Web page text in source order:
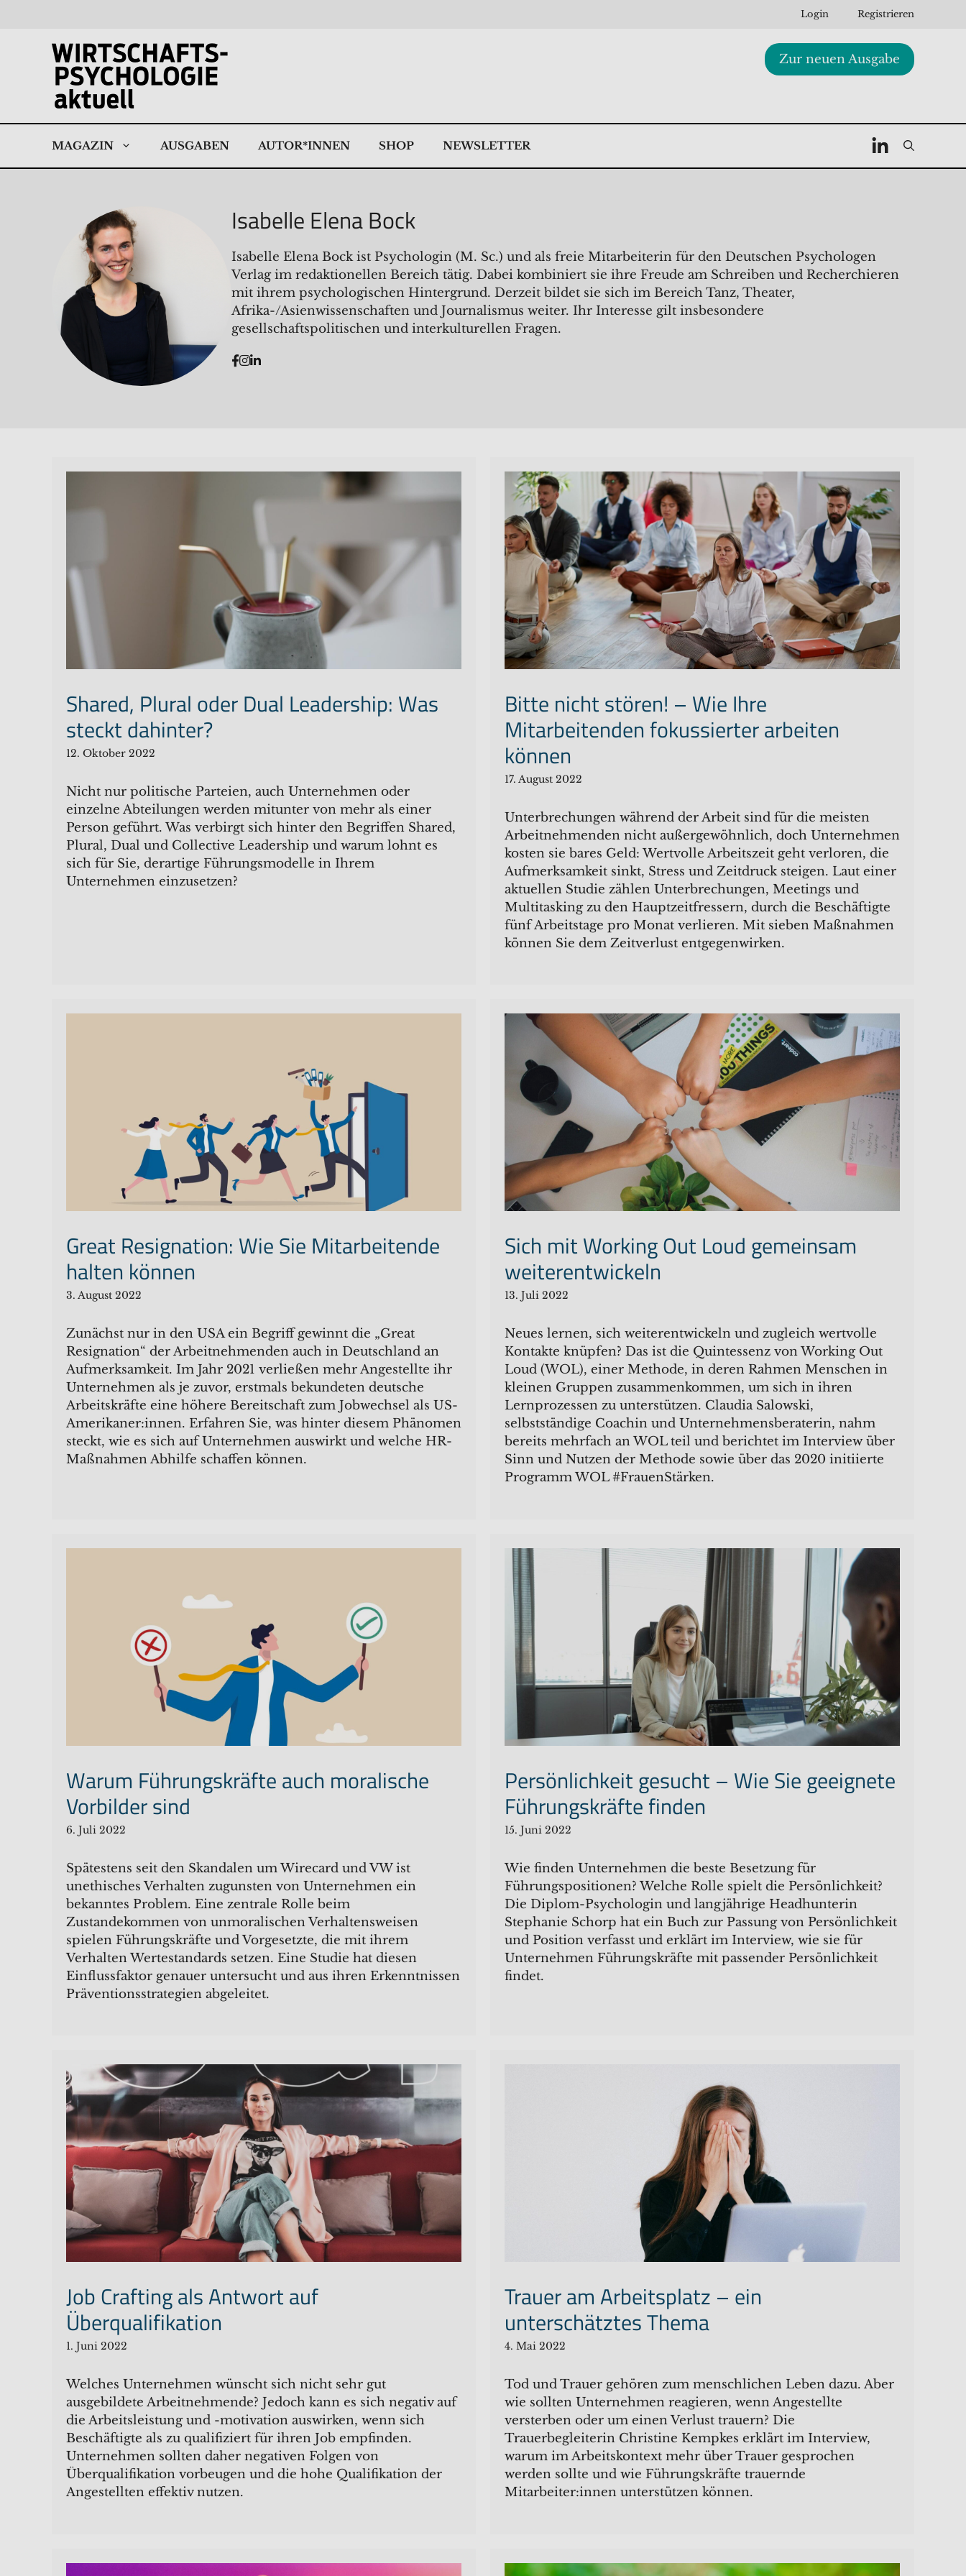
springen
Login Registrieren
Zur neuen Ausgabe
MAGAZIN AUSGABEN AUTOR*INNEN SHOP NEWSLETTER
Isabelle Elena Bock
Isabelle Elena Bock ist Psychologin (M. Sc.) und als freie Mitarbeiterin für den Deutschen Psychologen
Verlag im redaktionellen Bereich tätig. Dabei kombiniert sie ihre Freude am Schreiben und Recherchieren
mit ihrem psychologischen Hintergrund. Derzeit bildet sie sich im Bereich Tanz, Theater,
Afrika-/Asienwissenschaften und Journalismus weiter. Ihr Interesse gilt insbesondere
gesellschaftspolitischen und interkulturellen Fragen.
Shared, Plural oder Dual Leadership: Was
steckt dahinter?
12. Oktober 2022
Nicht nur politische Parteien, auch Unternehmen oder
einzelne Abteilungen werden mitunter von mehr als einer
Person geführt. Was verbirgt sich hinter den Begriffen Shared,
Plural, Dual und Collective Leadership und warum lohnt es
sich für Sie, derartige Führungsmodelle in Ihrem
Unternehmen einzusetzen?
Bitte nicht stören! – Wie Ihre
Mitarbeitenden fokussierter arbeiten
können
17. August 2022
Unterbrechungen während der Arbeit sind für die meisten
Arbeitnehmenden nicht außergewöhnlich, doch Unternehmen
kosten sie bares Geld: Wertvolle Arbeitszeit geht verloren, die
Aufmerksamkeit sinkt, Stress und Zeitdruck steigen. Laut einer
aktuellen Studie zählen Unterbrechungen, Meetings und
Multitasking zu den Hauptzeitfressern, durch die Beschäftigte
fünf Arbeitstage pro Monat verlieren. Mit sieben Maßnahmen
können Sie dem Zeitverlust entgegenwirken.
Great Resignation: Wie Sie Mitarbeitende
halten können
3. August 2022
Zunächst nur in den USA ein Begriff gewinnt die „Great
Resignation“ der Arbeitnehmenden auch in Deutschland an
Aufmerksamkeit. Im Jahr 2021 verließen mehr Angestellte ihr
Unternehmen als je zuvor, erstmals bekundeten deutsche
Arbeitskräfte eine höhere Bereitschaft zum Jobwechsel als US-
Amerikaner:innen. Erfahren Sie, was hinter diesem Phänomen
steckt, wie es sich auf Unternehmen auswirkt und welche HR-
Maßnahmen Abhilfe schaffen können.
Sich mit Working Out Loud gemeinsam
weiterentwickeln
13. Juli 2022
Neues lernen, sich weiterentwickeln und zugleich wertvolle
Kontakte knüpfen? Das ist die Quintessenz von Working Out
Loud (WOL), einer Methode, in deren Rahmen Menschen in
kleinen Gruppen zusammenkommen, um sich in ihren
Lernprozessen zu unterstützen. Claudia Salowski,
selbstständige Coachin und Unternehmensberaterin, nahm
bereits mehrfach an WOL teil und berichtet im Interview über
Sinn und Nutzen der Methode sowie über das 2020 initiierte
Programm WOL #FrauenStärken.
Warum Führungskräfte auch moralische
Vorbilder sind
6. Juli 2022
Spätestens seit den Skandalen um Wirecard und VW ist
unethisches Verhalten zugunsten von Unternehmen ein
bekanntes Problem. Eine zentrale Rolle beim
Zustandekommen von unmoralischen Verhaltensweisen
spielen Führungskräfte und Vorgesetzte, die mit ihrem
Verhalten Wertestandards setzen. Eine Studie hat diesen
Einflussfaktor genauer untersucht und aus ihren Erkenntnissen
Präventionsstrategien abgeleitet.
Persönlichkeit gesucht – Wie Sie geeignete
Führungskräfte finden
15. Juni 2022
Wie finden Unternehmen die beste Besetzung für
Führungspositionen? Welche Rolle spielt die Persönlichkeit?
Die Diplom-Psychologin und langjährige Headhunterin
Stephanie Schorp hat ein Buch zur Passung von Persönlichkeit
und Position verfasst und erklärt im Interview, wie sie für
Unternehmen Führungskräfte mit passender Persönlichkeit
findet.
Job Crafting als Antwort auf
Überqualifikation
1. Juni 2022
Welches Unternehmen wünscht sich nicht sehr gut
ausgebildete Arbeitnehmende? Jedoch kann es sich negativ auf
die Arbeitsleistung und -motivation auswirken, wenn sich
Beschäftigte als zu qualifiziert für ihren Job empfinden.
Unternehmen sollten daher negativen Folgen von
Überqualifikation vorbeugen und die hohe Qualifikation der
Angestellten effektiv nutzen.
Trauer am Arbeitsplatz – ein
unterschätztes Thema
4. Mai 2022
Tod und Trauer gehören zum menschlichen Leben dazu. Aber
wie sollten Unternehmen reagieren, wenn Angestellte
versterben oder um einen Verlust trauern? Die
Trauerbegleiterin Christine Kempkes erklärt im Interview,
warum im Arbeitskontext mehr über Trauer gesprochen
werden sollte und wie Führungskräfte trauernde
Mitarbeiter:innen unterstützen können.